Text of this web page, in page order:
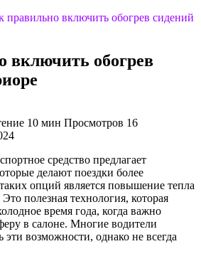
правильно включить обогрев сидений
включить обогрев
10 мин Просмотров 16
средство предлагает
делают поездки более
опций является повышение тепла
полезная технология, которая
время года, когда важно
в салоне. Многие водители
эти возможности, однако не всегда